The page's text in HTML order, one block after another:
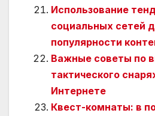
Использование
социальных сетей
популярности
Важные советы по
тактического
Интернете
Квест-комнаты: в